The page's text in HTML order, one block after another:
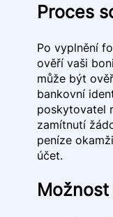
Proces
Po vyplnění
ověří vaši
může být
bankovní
poskytovatel
zamítnutí
peníze
účet.